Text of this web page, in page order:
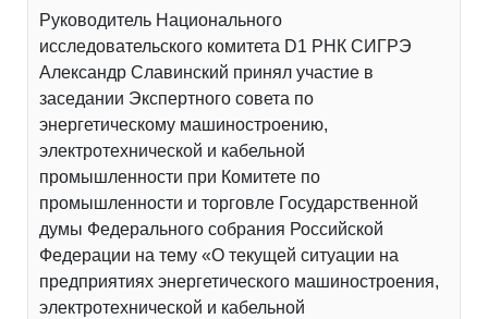
Руководитель Национального
исследовательского комитета D1 РНК СИГРЭ
Александр Славинский принял участие в
заседании Экспертного совета по
энергетическому машиностроению,
электротехнической и кабельной
промышленности при Комитете по
промышленности и торговле Государственной
думы Федерального собрания Российской
Федерации на тему «О текущей ситуации на
предприятиях энергетического машиностроения,
электротехнической и кабельной